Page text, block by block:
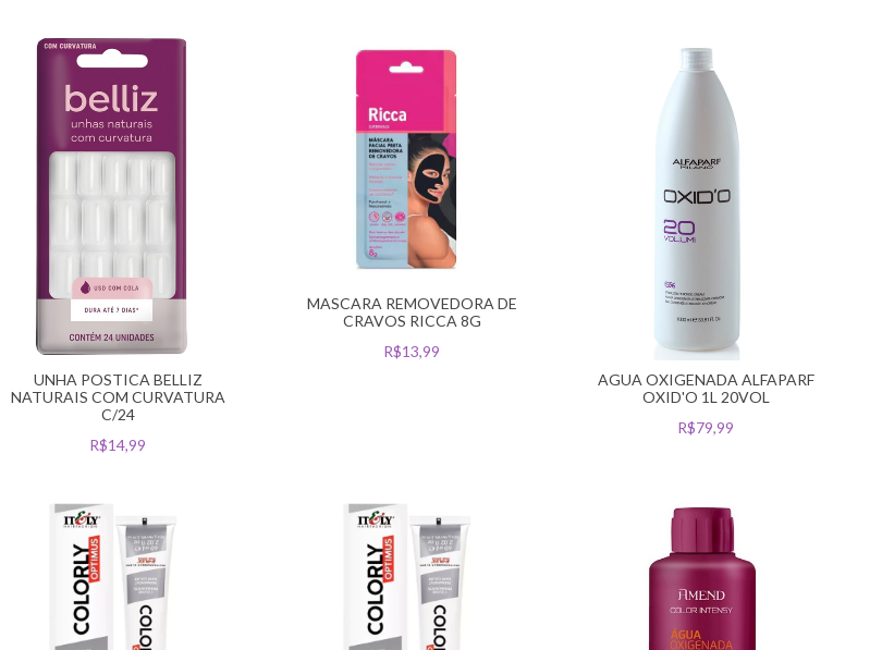
UNHA POSTICA BELLIZ
NATURAIS COM CURVATURA
C/24
R$14,99
MASCARA REMOVEDORA DE
CRAVOS RICCA 8G
R$13,99
AGUA OXIGENADA ALFAPARF
OXID'O 1L 20VOL
R$79,99